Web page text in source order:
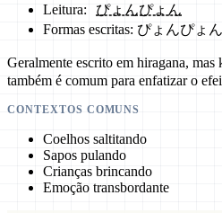
Leitura:
ぴょんぴょん
Formas escritas: ぴょんぴょ
Geralmente escrito em hiragana,
também é comum para enfatizar o
CONTEXTOS COMUNS
Coelhos saltitando
Sapos pulando
Crianças brincando
Emoção transbordante